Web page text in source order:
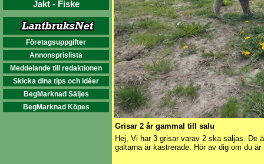
Jakt - Fiske
Företagsuppgifter
Annonsprislista
Meddelande till redaktionen
Skicka dina tips och idéer
BegMarknad Säljes
BegMarknad Köpes
Grisar 2 år gammal till salu
Hej, Vi har 3 grisar varav 2 ska säljas. De
galtarna är kastrerade. Hör av dig om du är